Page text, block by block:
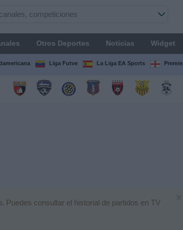
Otros Deportes Noticias Widget
Liga Futve La Liga EA Sports
Puedes consultar el historial de partidos en TV